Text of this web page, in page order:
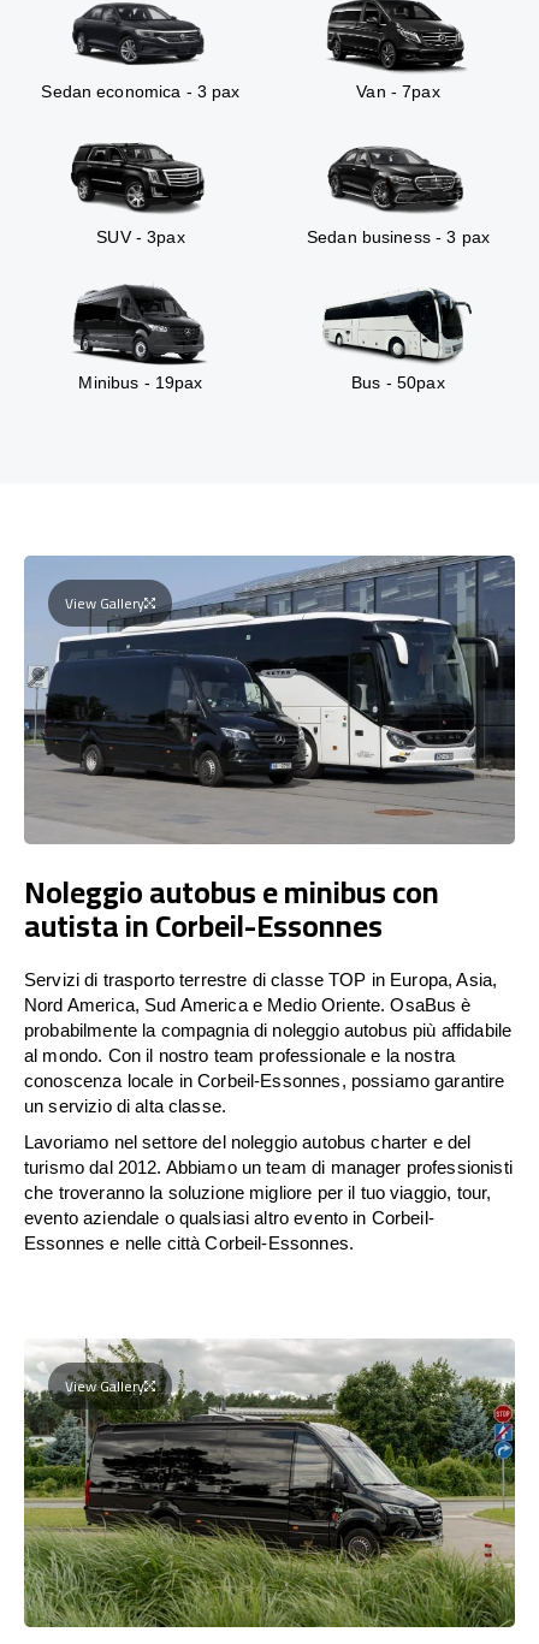
Sedan economica - 3 pax Van - 7pax
SUV - 3pax Sedan business - 3 pax
Minibus - 19pax Bus - 50pax
View Gallery
Noleggio autobus e minibus con
autista in Corbeil-Essonnes
Servizi di trasporto terrestre di classe TOP in Europa, Asia,
Nord America, Sud America e Medio Oriente. OsaBus è
probabilmente la compagnia di noleggio autobus più affidabile
al mondo. Con il nostro team professionale e la nostra
conoscenza locale in Corbeil-Essonnes, possiamo garantire
un servizio di alta classe.
Lavoriamo nel settore del noleggio autobus charter e del
turismo dal 2012. Abbiamo un team di manager professionisti
che troveranno la soluzione migliore per il tuo viaggio, tour,
evento aziendale o qualsiasi altro evento in Corbeil-
Essonnes e nelle città Corbeil-Essonnes.
View Gallery